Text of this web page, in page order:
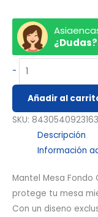
-
Añadir al
SKU: 8430540923163
Descripción
Información
Mantel Mesa Fondo
protege tu mesa
Con un diseno